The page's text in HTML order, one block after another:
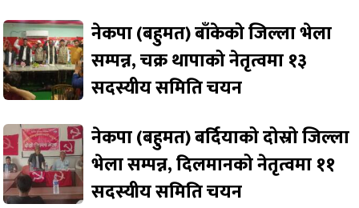
नेकपा (बहुमत) बाँकेको जिल्ला भेला
सम्पन्न, चक्र थापाको नेतृत्वमा १३
सदस्यीय समिति चयन
नेकपा (बहुमत) बर्दियाको दोस्रो जिल्ला
भेला सम्पन्न, दिलमानको नेतृत्वमा ११
सदस्यीय समिति चयन